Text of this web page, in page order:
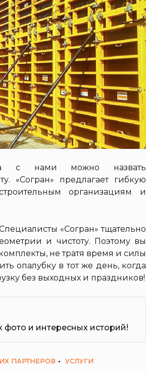
с нами можно назвать
«Согран» предлагает гибкую
организациям и
«Согран» тщательно
и чистоту. Поэтому вы
не тратя время и силы
опалубку в тот же день, когда
без выходных и праздников!
фото и интересных историй!
ПАРТНЕРОВ УСЛУГИ